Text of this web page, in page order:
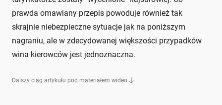
prawda omawiany przepis powoduje również tak
skrajnie niebezpieczne sytuacje jak na poniższym
nagraniu, ale w zdecydowanej większości przypadków
wina kierowców jest jednoznaczna.
Dalszy ciąg artykułu pod materiałem wideo